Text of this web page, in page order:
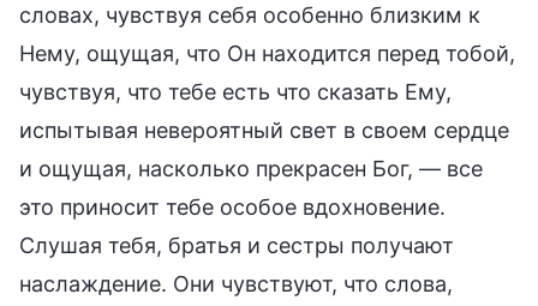
словах, чувствуя себя особенно близким к
Нему, ощущая, что Он находится перед тобой,
чувствуя, что тебе есть что сказать Ему,
испытывая невероятный свет в своем сердце
и ощущая, насколько прекрасен Бог, — все
это приносит тебе особое вдохновение.
Слушая тебя, братья и сестры получают
наслаждение. Они чувствуют, что слова,